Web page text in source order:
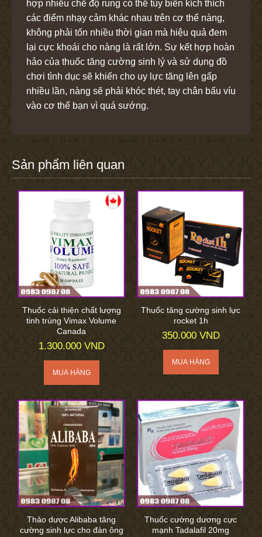
hợp nhiều chế độ rung có thể tùy biến kích thích
các điểm nhạy cảm khác nhau trên cơ thể nàng,
không phải tốn nhiều thời gian mà hiệu quả đem
lại cực khoái cho nàng là rất lớn. Sự kết hợp hoàn
hảo của thuốc tăng cường sinh lý và sử dụng đồ
chơi tình dục sẽ khiến cho uy lực tăng lên gấp
nhiều lần, nàng sẽ phải khóc thét, tay chân bấu víu
vào cơ thể bạn vì quá sướng.
Sản phẩm liên quan
Thuốc cải thiện chất lượng
tinh trùng Vimax Volume
Canada
1.300.000 VND
Thuốc tăng cường sinh lực
rocket 1h
350.000 VND
Thảo dược Alibaba tăng
cường sinh lực cho đàn ông
Thuốc cường dương cực
mạnh Tadalafil 20mg